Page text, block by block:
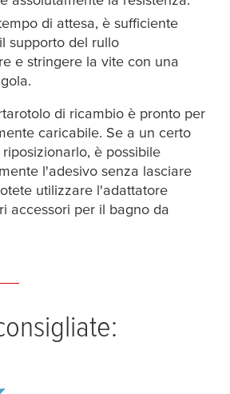
di attesa, è sufficiente
supporto del rullo
e stringere la vite con una
di ricambio è pronto per
caricabile. Se a un certo
è possibile
l'adesivo senza lasciare
utilizzare l'adattatore
accessori per il bagno da